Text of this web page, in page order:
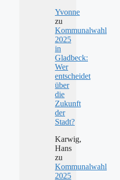
Yvonne
zu
Kommunalwahl
2025
in
Gladbeck:
Wer
entscheidet
über
die
Zukunft
der
Stadt?
Karwig,
Hans
zu
Kommunalwahl
2025